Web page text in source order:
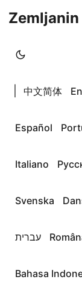
Zemljanin
中文简体
Español
Italiano
Svenska
עברית
Bahasa